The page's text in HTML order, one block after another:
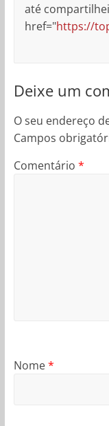
até
href="https://
Deixe um
O seu endereço
Campos
Comentário *
Nome*